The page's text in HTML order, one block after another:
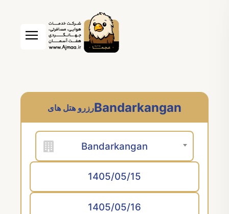
Bandarkanganرزرو هتل های
Bandarkangan